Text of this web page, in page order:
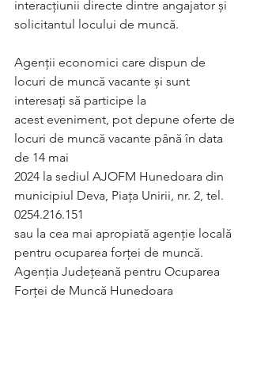
interacțiunii directe dintre angajator și
solicitantul locului de muncă.
Agenţii economici care dispun de
locuri de muncă vacante și sunt
interesați să participe la
acest eveniment, pot depune oferte de
locuri de muncă vacante până în data
de 14 mai
2024 la sediul AJOFM Hunedoara din
municipiul Deva, Piaţa Unirii, nr. 2, tel.
0254.216.151
sau la cea mai apropiată agenţie locală
pentru ocuparea forţei de muncă.
Agenția Județeană pentru Ocuparea
Forței de Muncă Hunedoara